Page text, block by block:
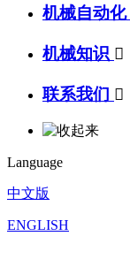
机械自动化
机械知识 
联系我们 
Language
中文版
ENGLISH